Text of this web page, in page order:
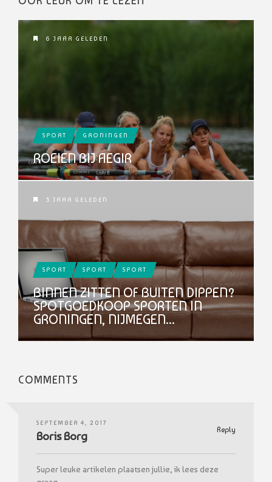
6 JAAR GELEDEN
SPORT GRONINGEN
ROEIEN BIJ AEGIR
5 JAAR GELEDEN
SPORT SPORT SPORT
BINNEN ZITTEN OF BUITEN DIPPEN?
SPOTGOEDKOOP SPORTEN IN
GRONINGEN, NIJMEGEN...
COMMENTS
SEPTEMBER 4, 2017
Reply
Boris Borg
Super leuke artikelen plaatsen jullie, ik lees deze